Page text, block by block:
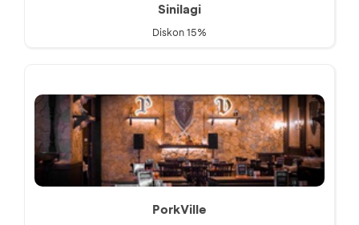
Sinilagi
Diskon 15%
PorkVille